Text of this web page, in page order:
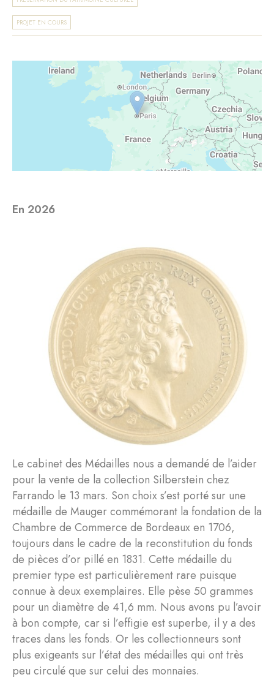
PROJET EN COURS
En 2026
Le cabinet des Médailles nous a demandé de l’aider
pour la vente de la collection Silberstein chez
Farrando le 13 mars. Son choix s’est porté sur une
médaille de Mauger commémorant la fondation de la
Chambre de Commerce de Bordeaux en 1706,
toujours dans le cadre de la reconstitution du fonds
de pièces d’or pillé en 1831. Cette médaille du
premier type est particulièrement rare puisque
connue à deux exemplaires. Elle pèse 50 grammes
pour un diamètre de 41,6 mm. Nous avons pu l’avoir
à bon compte, car si l’effigie est superbe, il y a des
traces dans les fonds. Or les collectionneurs sont
plus exigeants sur l’état des médailles qui ont très
peu circulé que sur celui des monnaies.